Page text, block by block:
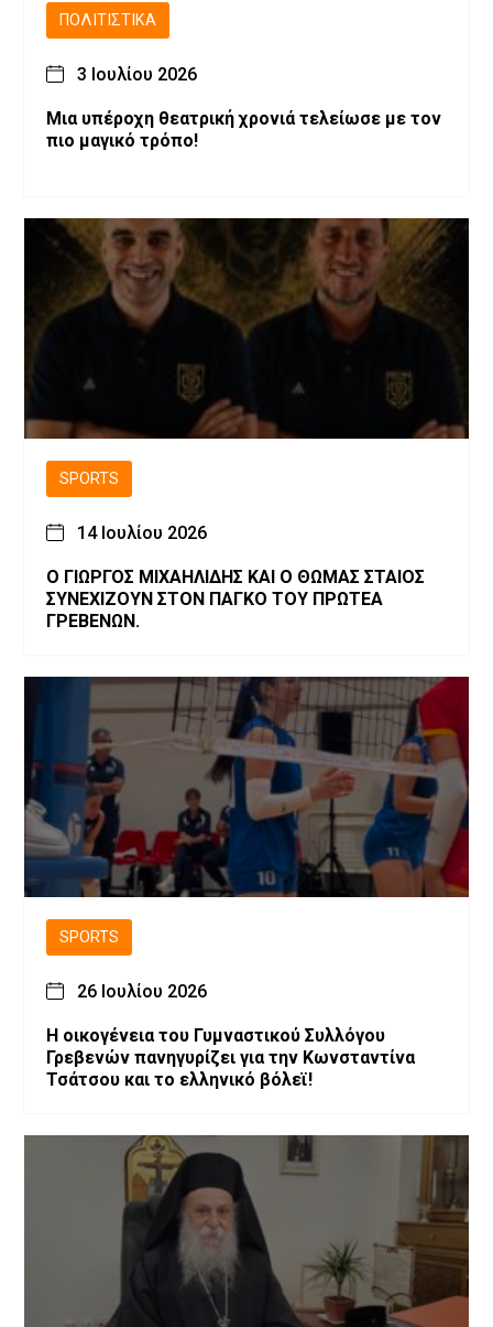
ΠΟΛΙΤΙΣΤΙΚΆ
3 Ιουλίου 2026
Μια υπέροχη θεατρική χρονιά τελείωσε με τον
πιο μαγικό τρόπο!
SPORTS
14 Ιουλίου 2026
Ο ΓΙΩΡΓΟΣ ΜΙΧΑΗΛΙΔΗΣ ΚΑΙ Ο ΘΩΜΑΣ ΣΤΑΙΟΣ
ΣΥΝΕΧΙΖΟΥΝ ΣΤΟΝ ΠΑΓΚΟ ΤΟΥ ΠΡΩΤΕΑ
ΓΡΕΒΕΝΩΝ.
SPORTS
26 Ιουλίου 2026
H οικογένεια του Γυμναστικού Συλλόγου
Γρεβενών πανηγυρίζει για την Κωνσταντίνα
Τσάτσου και το ελληνικό βόλεϊ!